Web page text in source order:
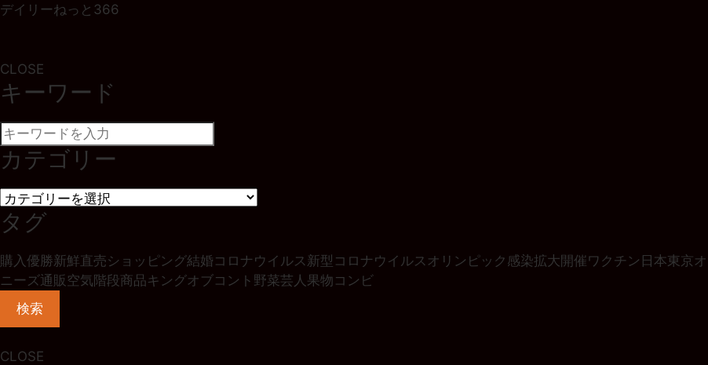
デイリーねっと366
CLOSE
キーワード
カテゴリー
タグ
購入 優勝新鮮直売ショッピング結婚 コロナウイルス 新型コロナウイルス オリンピック 感染拡大開催ワクチン 日本東京
ニーズ通販 空気階段商品キングオブコント 野菜芸人 果物 コンビ
検索
CLOSE